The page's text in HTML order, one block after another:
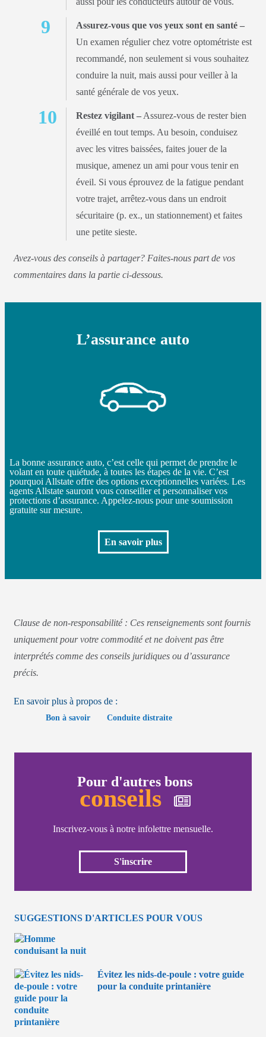
Assurez-vous que vos yeux sont en santé –
Un examen régulier chez votre optométriste est
recommandé, non seulement si vous souhaitez
conduire la nuit, mais aussi pour veiller à la
santé générale de vos yeux.
Restez vigilant – Assurez-vous de rester bien
éveillé en tout temps. Au besoin, conduisez
avec les vitres baissées, faites jouer de la
musique, amenez un ami pour vous tenir en
éveil. Si vous éprouvez de la fatigue pendant
votre trajet, arrêtez-vous dans un endroit
sécuritaire (p. ex., un stationnement) et faites
une petite sieste.
Avez-vous des conseils à partager? Faites-nous part de vos
commentaires dans la partie ci-dessous.
L’assurance auto
La bonne assurance auto, c’est celle qui permet de prendre le
volant en toute quiétude, à toutes les étapes de la vie. C’est
pourquoi Allstate offre des options exceptionnelles variées. Les
agents Allstate sauront vous conseiller et personnaliser vos
protections d’assurance. Appelez-nous pour une soumission
gratuite sur mesure.
En savoir plus
Clause de non-responsabilité : Ces renseignements sont fournis
uniquement pour votre commodité et ne doivent pas être
interprétés comme des conseils juridiques ou d’assurance
précis.
En savoir plus à propos de :
Bon à savoir Conduite distraite
Pour d'autres bons
conseils
Inscrivez-vous à notre infolettre mensuelle.
S'inscrire
SUGGESTIONS D'ARTICLES POUR VOUS
Évitez les nids-de-poule : votre guide
pour la conduite printanière